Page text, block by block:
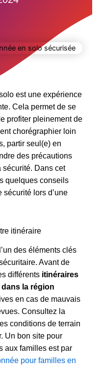
est une expérience
Cela permet de se
profiter pleinement de
chorégraphier loin
partir seul(e) en
des précautions
sécurité. Dans cet
quelques conseils
lors d’une
itinéraire
des éléments clés
Avant de
différents itinéraires
la région
en cas de mauvais
Consultez la
conditions de terrain
Un bon site pour
aux familles est par
pour familles en